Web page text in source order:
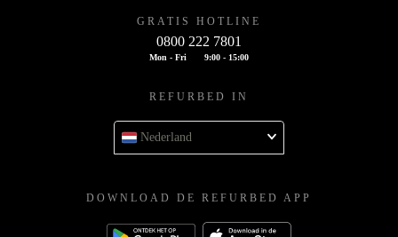
GRATIS HOTLINE
0800 222 7801
Mon - Fri 9:00 - 15:00
REFURBED IN
Nederland
DOWNLOAD DE REFURBED APP